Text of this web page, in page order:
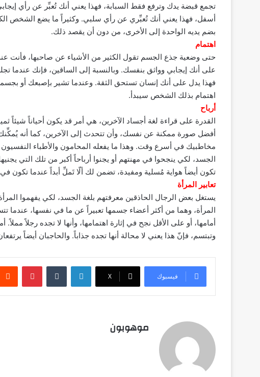
تجمع قبضة يدك وترفع فقط السبابة، فهذا يعني أنك تُعبِّر عن رأي
أسفل، فهذا يعني أنك تُعبِّري عن رأي سلبي. وكثيراً ما يضع الشخص
بضم يديه الواحدة إلى الأخرى، من دون أن يقصد ذلك.
اهتمام
حتى وضعية جذع الجسم تقول الكثير من الأشياء عن صاحبها،
على أنك إيجابي وواثق بنفسك. وبالنسبة إلى الساقين، فإنك عندما
فهذا يدل على أنك إنسان تستحق الثقة. وعندما تشير بإصبعك أو
اهتمام بذلك الشخص سيبدأ.
أرباح
القدرة على قراءة لغة أجساد الآخرين، هي أمر قد يكون أحياناً شيئاً
أفضل صورة ممكنة عن نفسك، وأن تتحدث إلى الآخرين، كما أنه
مخاطبيك في أسرع وقت. وهذا ما يفعله المحامون والأطباء
الجسد، لكي ينجحوا في مهنتهم أو يجنوا أرباحاً أكبر من تلك التي
تكون أيضاً هواية مُسلية ومفيدة، تضمن لك ألّا تَملِّ أبداً عندما
تعابير المرأة
يستغل بعض الرجال الحاذقين معرفتهم بلغة الجسد، لكي يفهموا
المرأة، وهما من أكثر أعضاء جسمها تعبيراً عن ما في نفسها، عندما
أمامها، أو على الأقل نجح في إثارة اهتمامها، وأنها لا تجده رجلاً
وتبتسم، فإنّ هذا يعني لا محالة أنها تجده جذاباً. والحاجبان أيضاً
فيسبوك ‫X
لينكدإن بينتيريست
موهوبون